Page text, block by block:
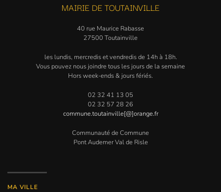
MAIRIE DE TOUTAINVILLE
40 rue Maurice Rabasse
27500 Toutainville
les lundis, mercredis et vendredis de 14h à 18h.
Vous pouvez nous joindre tous les jours de la semaine
Hors week-ends & jours fériés.
02 32 41 13 05
02 32 57 28 26
commune.toutainville[@]orange.fr
Communauté de Commune
Pont Audemer Val de Risle
MA VILLE